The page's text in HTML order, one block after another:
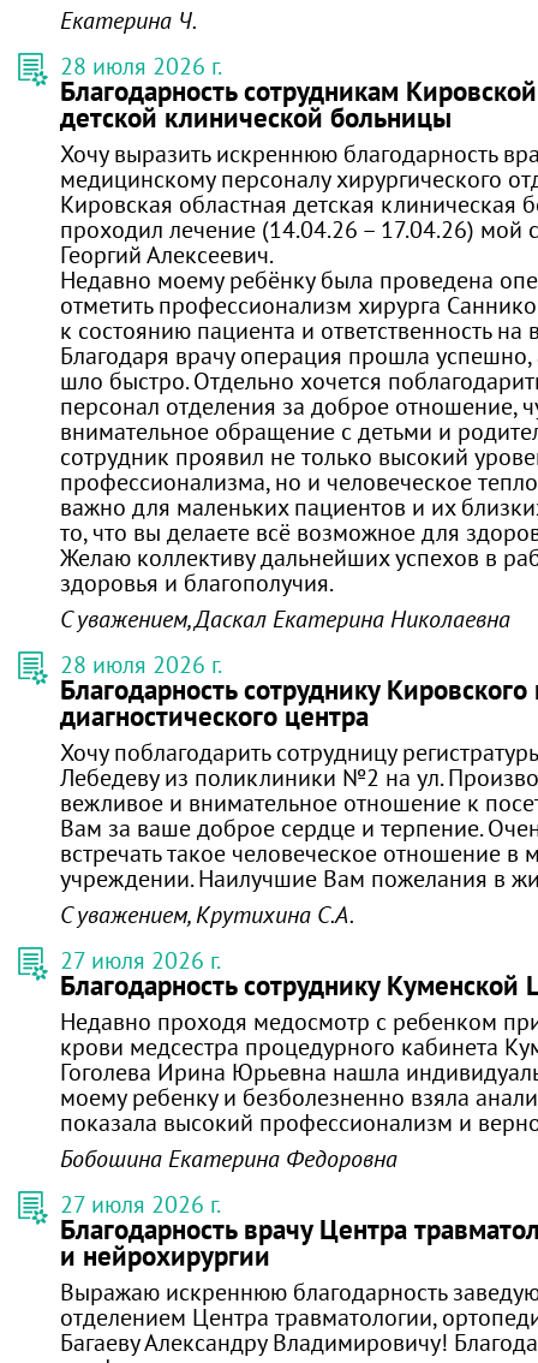
Екатерина Ч.
28 июля 2026 г.
Благодарность сотрудникам
детской клинической больницы
Хочу выразить искреннюю благодарность
медицинскому персоналу хирургического
Кировская областная детская клиническая
проходил лечение (14.04.26 – 17.04.26) мой
Георгий Алексеевич.
Недавно моему ребёнку была проведена
отметить профессионализм хирурга
к состоянию пациента и ответственность на
Благодаря врачу операция прошла успешно,
шло быстро. Отдельно хочется
персонал отделения за доброе отношение,
внимательное обращение с детьми и
сотрудник проявил не только высокий
профессионализма, но и человеческое
важно для маленьких пациентов и их
то, что вы делаете всё возможное для
Желаю коллективу дальнейших успехов в
здоровья и благополучия.
С уважением, Даскал Екатерина Николаевна
28 июля 2026 г.
Благодарность сотруднику
диагностического центра
Хочу поблагодарить сотрудницу
Лебедеву из поликлиники №2 на ул.
вежливое и внимательное отношение к
Вам за ваше доброе сердце и терпение.
встречать такое человеческое отношение в
учреждении. Наилучшие Вам пожелания в
С уважением, Крутихина С.А.
27 июля 2026 г.
Благодарность сотруднику Куменской
Недавно проходя медосмотр с ребенком
крови медсестра процедурного кабинета
Гоголева Ирина Юрьевна нашла
моему ребенку и безболезненно взяла
показала высокий профессионализм и
Бобошина Екатерина Федоровна
27 июля 2026 г.
Благодарность врачу Центра
и нейрохирургии
Выражаю искреннюю благодарность
отделением Центра травматологии,
Багаеву Александру Владимировичу!